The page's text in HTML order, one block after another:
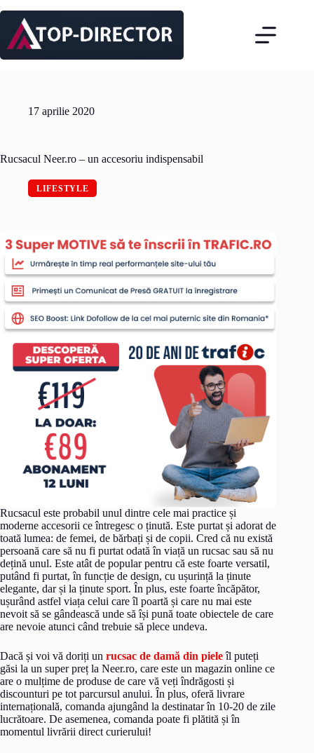
conținut
17 aprilie 2020
Rucsacul Neer.ro – un accesoriu indispensabil
LIFESTYLE
Rucsacul este probabil unul dintre cele mai practice și
moderne accesorii ce întregesc o ținută. Este purtat și adorat de
toată lumea: de femei, de bărbați și de copii. Cred că nu există
persoană care să nu fi purtat odată în viață un rucsac sau să nu
dețină unul. Este atât de popular pentru că este foarte versatil,
putând fi purtat, în funcție de design, cu ușurință la ținute
elegante, dar și la ținute sport. În plus, este foarte încăpător,
ușurând astfel viața celui care îl poartă și care nu mai este
nevoit să se gândească unde să își pună toate obiectele de care
are nevoie atunci când trebuie să plece undeva.
Dacă și voi vă doriți un rucsac de damă din pieleîl puteți
găsi la un super preț la Neer.ro, care este un magazin online ce
are o mulțime de produse de care vă veți îndrăgosti și
discounturi pe tot parcursul anului. În plus, oferă livrare
internațională, comanda ajungând la destinatar în 10-20 de zile
lucrătoare. De asemenea, comanda poate fi plătită și în
momentul livrării direct curierului!